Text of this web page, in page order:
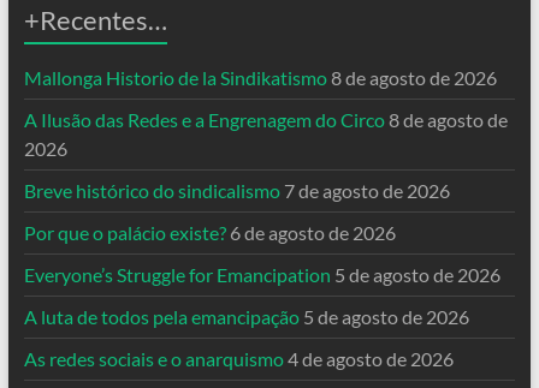
+Recentes…
Mallonga Historio de la Sindikatismo8 de agosto de 2026
A Ilusão das Redes e a Engrenagem do Circo8 de agosto de
2026
Breve histórico do sindicalismo 7 de agosto de 2026
Por que o palácio existe? 6 de agosto de 2026
Everyone’s Struggle for Emancipation 5 de agosto de 2026
A luta de todos pela emancipação 5 de agosto de 2026
As redes sociais e o anarquismo4 de agosto de 2026